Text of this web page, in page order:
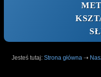
Jesteś tutaj: Strona główna ⇢